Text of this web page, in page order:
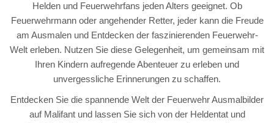
Helden und Feuerwehrfans jeden Alters geeignet. Ob
Feuerwehrmann oder angehender Retter, jeder kann die Freude
am Ausmalen und Entdecken der faszinierenden Feuerwehr-
Welt erleben. Nutzen Sie diese Gelegenheit, um gemeinsam mit
Ihren Kindern aufregende Abenteuer zu erleben und
unvergessliche Erinnerungen zu schaffen.
Entdecken Sie die spannende Welt der Feuerwehr Ausmalbilder
auf Malifant und lassen Sie sich von der Heldentat und